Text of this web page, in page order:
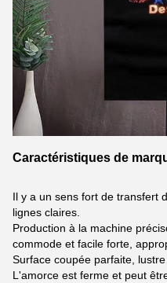
Caractéristiques de
Il y a un sens fort de transfert
lignes claires.
Production à la machine
commode et facile forte,
Surface coupée parfaite,
L'amorce est ferme et peut